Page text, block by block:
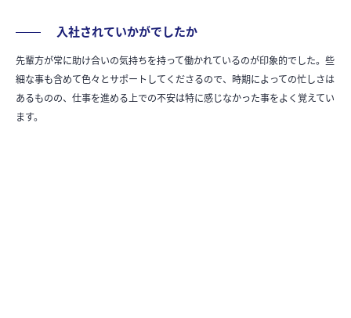
入社されていかがでしたか
先輩方が常に助け合いの気持ちを持って働かれているのが印象的でした。些
細な事も含めて色々とサポートしてくださるので、時期によっての忙しさは
あるものの、仕事を進める上での不安は特に感じなかった事をよく覚えてい
ます。